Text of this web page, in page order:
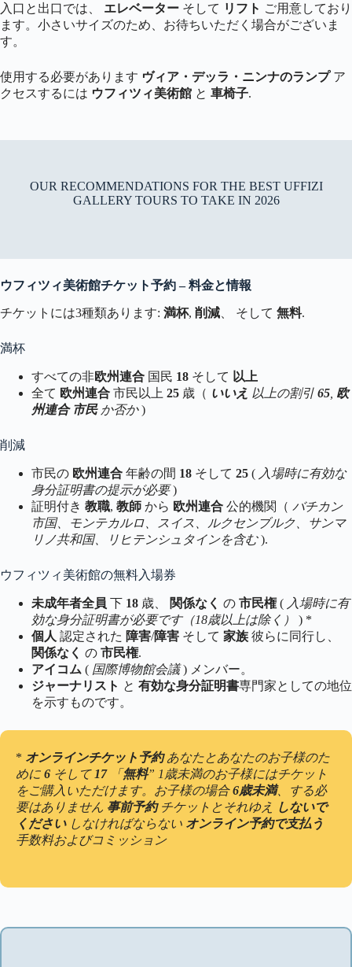
入口と出口では、 エレベーター そして リフト ご用意しており
ます。小さいサイズのため、お待ちいただく場合がございま
す。
使用する必要があります ヴィア・デッラ・ニンナのランプア
クセスするには ウフィツィ美術館 と 車椅子.
OUR RECOMMENDATIONS FOR THE BEST UFFIZI
GALLERY TOURS TO TAKE IN 2026
ウフィツィ美術館チケット予約 – 料金と情報
チケットには3種類あります: 満杯, 削減 、 そして 無料.
満杯
すべての非欧州連合 国民 18 そして 以上
全て 欧州連合 市民以上 25 歳（ いいえ 以上の割引 65 欧
州連合 市民か否か)
削減
市民の 欧州連合 年齢の間 18 そして 25 ( 入場時に有効な
身分証明書の提示が必要)
証明付き 教職, 教師 から 欧州連合 公的機関（ バチカン
市国、モンテカルロ、スイス、ルクセンブルク、サンマ
リノ共和国、リヒテンシュタインを含む).
ウフィツィ美術館の無料入場券
未成年者全員 下 18 歳、 関係なく の 市民権( 入場時に有
効な身分証明書が必要です（18歳以上は除く）
) *
個人 認定された 障害/障害 そして 家族 彼らに同行し、
関係なく の 市民権.
アイコム ( 国際博物館会議) メンバー。
ジャーナリスト と 有効な身分証明書専門家としての地位
を示すものです。
* オンラインチケット予約あなたとあなたのお子様のた
めに 6 そして 17「 無料” 1歳未満のお子様にはチケット
をご購入いただけます。お子様の場合6歳未満、する必
要はありません 事前予約チケットとそれゆえ しないで
くださいしなければならない オンライン予約で支払う
手数料およびコミッション